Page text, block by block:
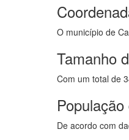
O município de
Tamanho
Com um total de
De acordo com